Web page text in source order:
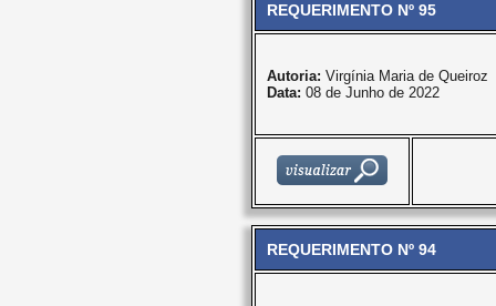
REQUERIMENTO Nº 95
Autoria: Virgínia Maria de Queiroz
Data: 08 de Junho de 2022
REQUERIMENTO Nº 94